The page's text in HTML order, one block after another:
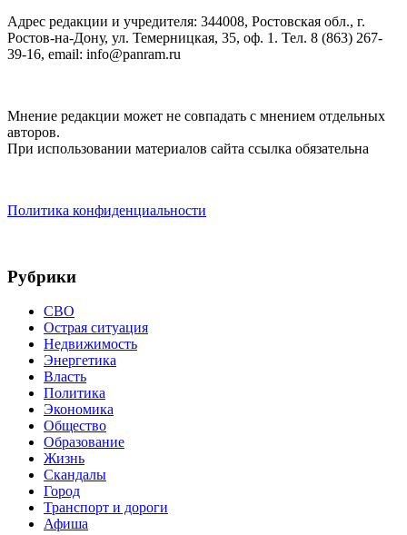
Адрес редакции и учредителя: 344008, Ростовская обл., г.
Ростов-на-Дону, ул. Темерницкая, 35, оф. 1. Тел. 8 (863) 267-
39-16, email: info@panram.ru
Мнение редакции может не совпадать с мнением отдельных
авторов.
При использовании материалов сайта ссылка обязательна
Политика конфиденциальности
Рубрики
СВО
Острая ситуация
Недвижимость
Энергетика
Власть
Политика
Экономика
Общество
Образование
Жизнь
Скандалы
Город
Транспорт и дороги
Афиша